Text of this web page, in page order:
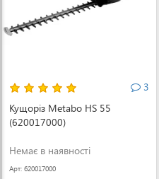
3
Кущоріз Metabo HS 55
(620017000)
Немає в наявності
Арт: 620017000